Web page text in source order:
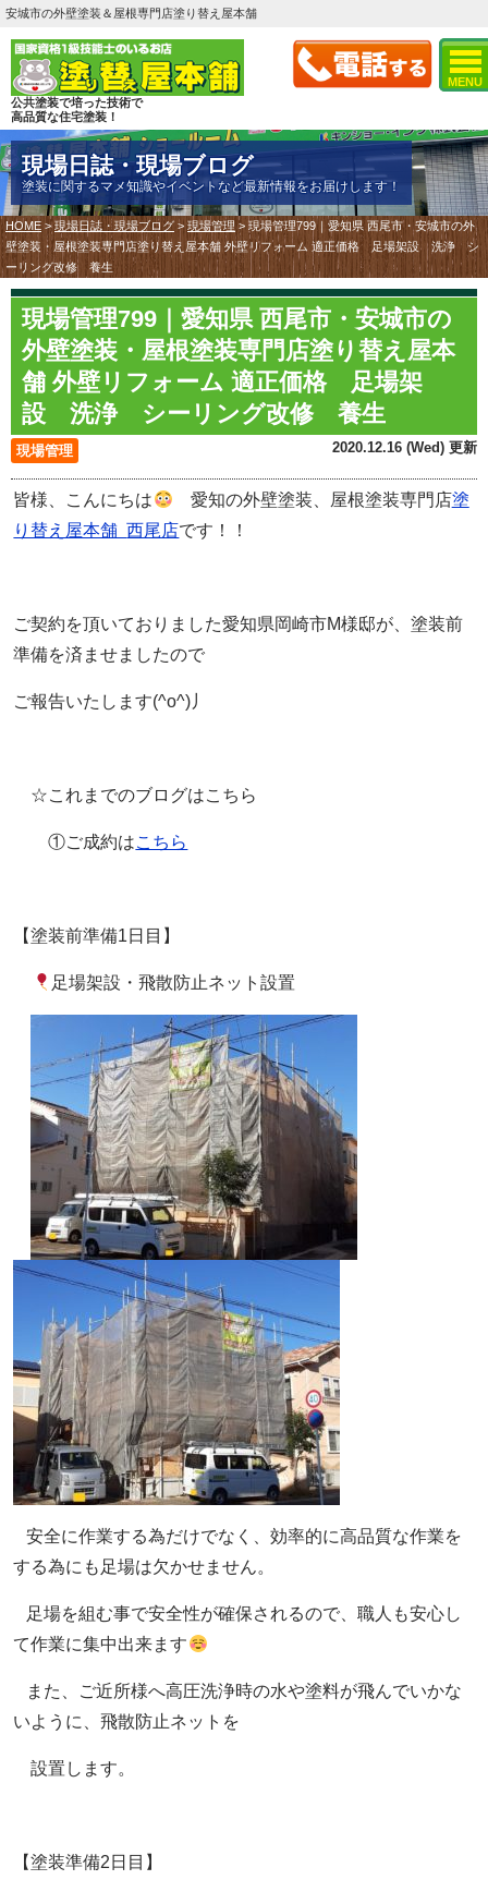
MENU
安城市の外壁塗装＆屋根専門店塗り替え屋本舗
公共塗装で培った技術で
高品質な住宅塗装！
現場日誌・現場ブログ
塗装に関するマメ知識やイベントなど最新情報をお届けします！
HOME >現場日誌・現場ブログ > 現場管理 > 現場管理799｜愛知県 西尾市・安城市の外
壁塗装・屋根塗装専門店塗り替え屋本舗 外壁リフォーム 適正価格 足場架設 洗浄 シ
ーリング改修 養生
現場管理799｜愛知県 西尾市・安城市の
外壁塗装・屋根塗装専門店塗り替え屋本
舗 外壁リフォーム 適正価格 足場架
設 洗浄 シーリング改修 養生
現場管理 2020.12.16 (Wed) 更新
皆様、こんにちは 愛知の外壁塗装、屋根塗装専門店塗
り替え屋本舗西尾店です！！
ご契約を頂いておりました愛知県岡崎市M様邸が、塗装前
準備を済ませましたので
ご報告いたします(^o^)丿
☆これまでのブログはこちら
①ご成約はこちら
【塗装前準備1日目】
足場架設・飛散防止ネット設置
安全に作業する為だけでなく、効率的に高品質な作業を
する為にも足場は欠かせません。
足場を組む事で安全性が確保されるので、職人も安心し
て作業に集中出来ます
また、ご近所様へ高圧洗浄時の水や塗料が飛んでいかな
いように、飛散防止ネットを
設置します。
【塗装準備2日目】